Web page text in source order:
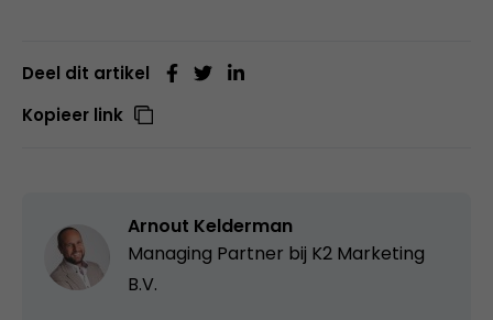
Deel dit artikel
Kopieer link
Arnout Kelderman
Managing Partner bij K2 Marketing
B.V.